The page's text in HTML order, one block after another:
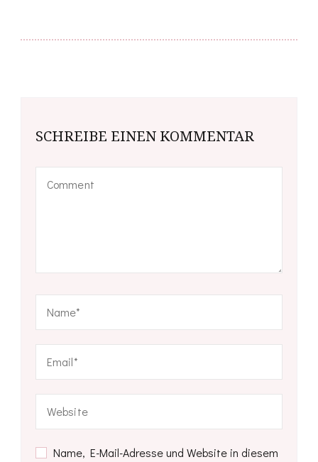
SCHREIBE EINEN KOMMENTAR
Name, E-Mail-Adresse und Website in diesem